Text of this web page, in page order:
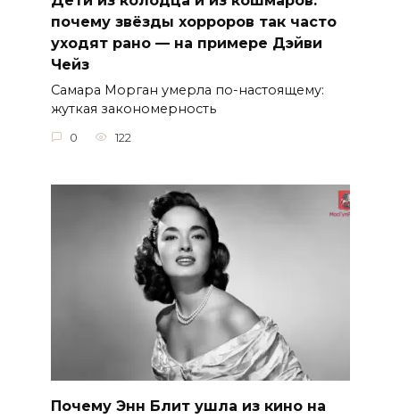
почему звёзды хорроров так часто
уходят рано — на примере Дэйви
Чейз
Самара Морган умерла по-настоящему:
жуткая закономерность
0 122
Почему Энн Блит ушла из кино на